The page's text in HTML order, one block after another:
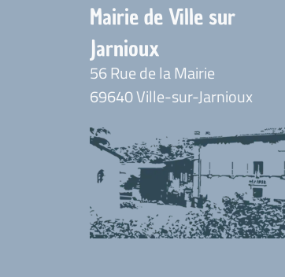
Mairie de Ville sur
Jarnioux
56 Rue de la Mairie
69640 Ville-sur-Jarnioux